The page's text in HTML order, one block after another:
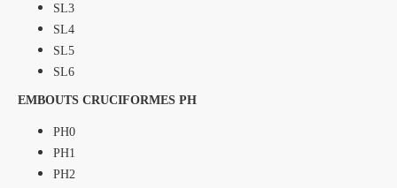
SL3
SL4
SL5
SL6
EMBOUTS CRUCIFORMES PH
PH0
PH1
PH2